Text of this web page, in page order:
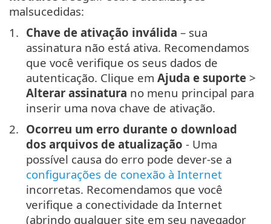
malsucedidas:
Chave de ativação inválida – sua
assinatura não está ativa. Recomendamos
que você verifique os seus dados de
autenticação. Clique em Ajuda e suporte >
Alterar assinatura no menu principal para
inserir uma nova chave de ativação.
Ocorreu um erro durante o download
dos arquivos de atualização - Uma
possível causa do erro pode dever-se a
configurações de conexão à Internet
incorretas. Recomendamos que você
verifique a conectividade da Internet
(abrindo qualquer site em seu navegador